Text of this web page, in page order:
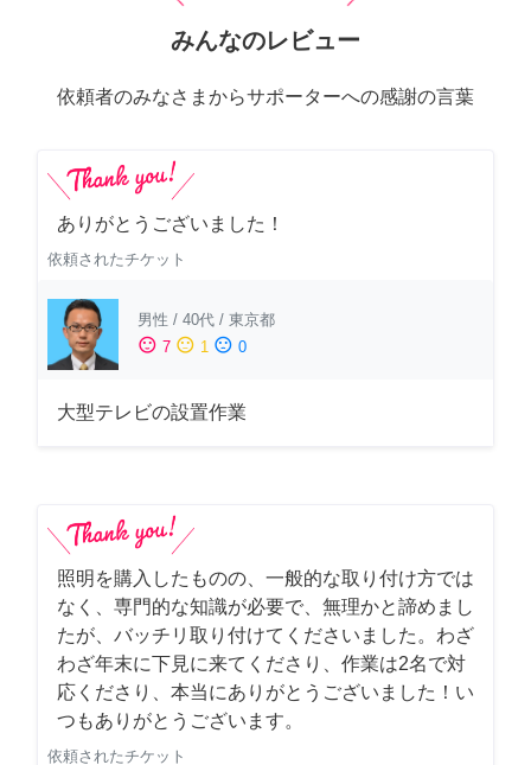
みんなのレビュー
依頼者のみなさまからサポーターへの感謝の言葉
ありがとうございました！
依頼されたチケット
男性 / 40代 / 東京都
sentiment_satisfied 7 sentiment_neutral 1 sentiment_dissatisfied 0
大型テレビの設置作業
照明を購入したものの、一般的な取り付け方では
なく、専門的な知識が必要で、無理かと諦めまし
たが、バッチリ取り付けてくださいました。わざ
わざ年末に下見に来てくださり、作業は2名で対
応くださり、本当にありがとうございました！い
つもありがとうございます。
依頼されたチケット